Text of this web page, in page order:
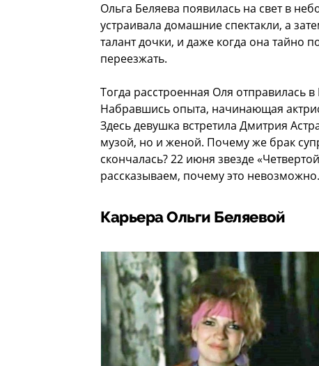
Ольга Беляева появилась на свет в
устраивала домашние спектакли, а
талант дочки, и даже когда она тайно
переезжать.
Тогда расстроенная Оля отправилась
Набравшись опыта, начинающая
Здесь девушка встретила Дмитрия
музой, но и женой. Почему же брак
скончалась? 22 июня звезде
рассказываем, почему это невозможно.
Карьера Ольги Беляевой